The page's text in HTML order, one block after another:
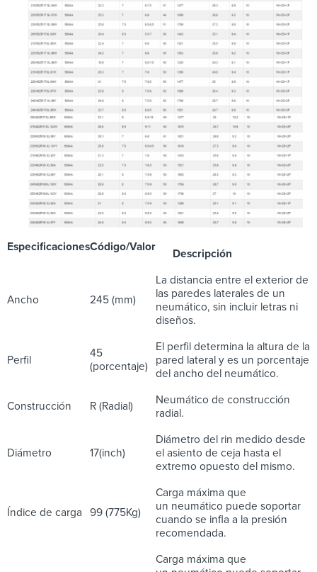
EspecificacionesCódigo/Valor
Descripción
Ancho 245 (mm)
La distancia entre el exterior de
las paredes laterales de un
neumático, sin incluir letras ni
diseños.
Perfil
45
(porcentaje)
El perfil determina la altura de la
pared lateral y es un porcentaje
del ancho del neumático.
Construcción R (Radial)
Neumático de construcción
radial.
Diámetro 17(inch)
Diámetro del rin medido desde
el asiento de ceja hasta el
extremo opuesto del mismo.
Índice de carga 99 (775Kg)
Carga máxima que
un neumático puede soportar
cuando se infla a la presión
recomendada.
Carga máxima que